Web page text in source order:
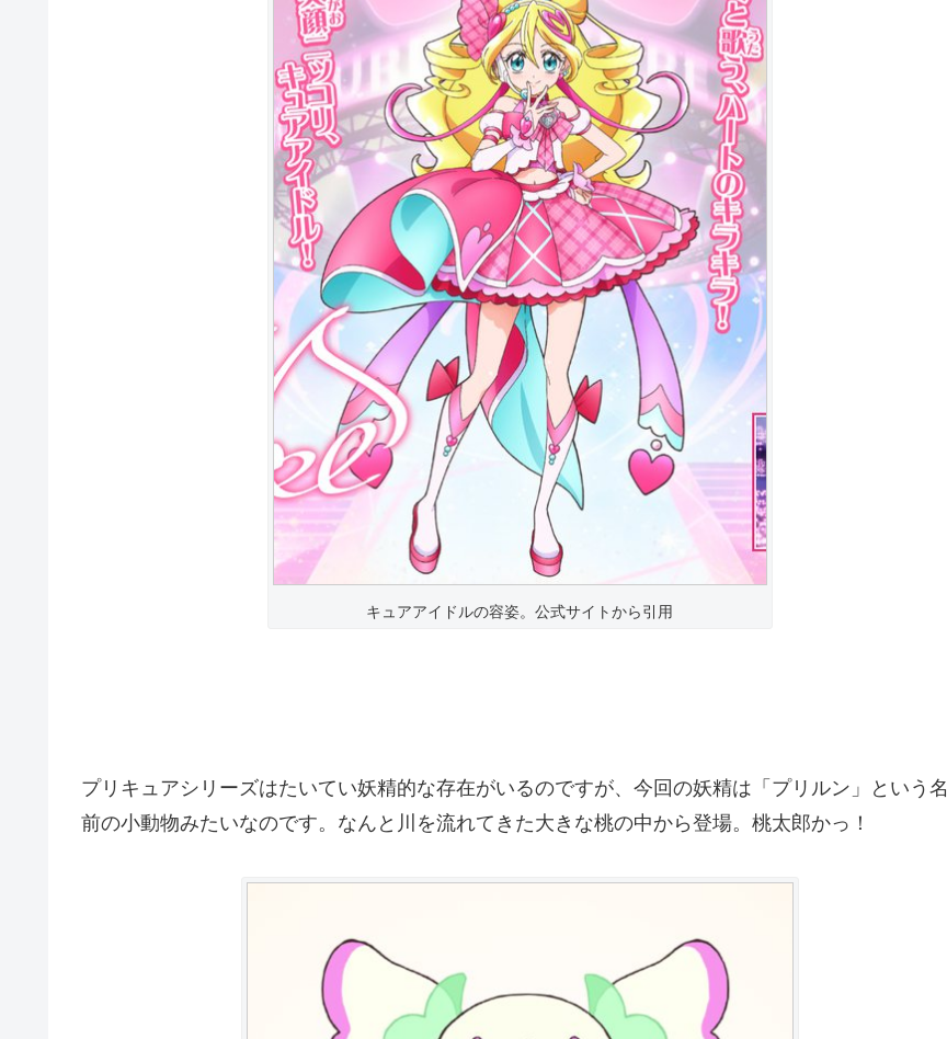
キュアアイドルの容姿。公式サイトから引用
プリキュアシリーズはたいてい妖精的な存在がいるのですが、今回の妖精は「プリルン」という名
前の小動物みたいなのです。なんと川を流れてきた大きな桃の中から登場。桃太郎かっ！